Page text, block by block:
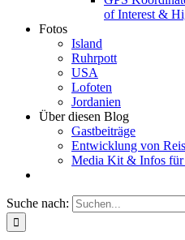
of Interest &
Fotos
Island
Ruhrpott
USA
Lofoten
Jordanien
Über diesen Blog
Gastbeiträge
Entwicklung von
Media Kit & Infos für
Suche nach: